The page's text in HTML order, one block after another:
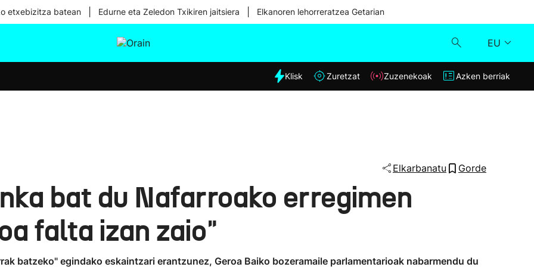
etxebizitza batean Edurne eta Zeledon Txikiren jaitsiera Elkanoren lehorreratzea Getarian
EU
Eguraldia
Klisk
Klisk Zuretzat Zuzenekoak Azken berriak
Elkarbanatu Gorde
bat du Nafarroako erregimen
falta izan zaio"
batzeko" egindako eskaintzari erantzunez, Geroa Baiko bozeramaile parlamentarioak nabarmendu du